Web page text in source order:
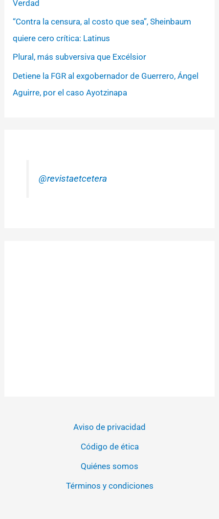
Verdad
“Contra la censura, al costo que sea”, Sheinbaum
quiere cero crítica: Latinus
Plural, más subversiva que Excélsior
Detiene la FGR al exgobernador de Guerrero, Ángel
Aguirre, por el caso Ayotzinapa
@revistaetcetera
Aviso de privacidad
Código de ética
Quiénes somos
Términos y condiciones